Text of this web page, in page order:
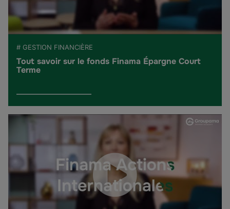
# GESTION FINANCIÈRE
Tout savoir sur le fonds Finama Épargne Court
Terme